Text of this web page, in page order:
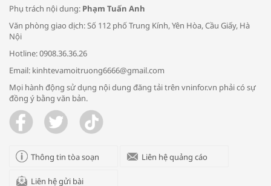
Bác sĩ tư vấn cách phòng tránh bệnh
đường hô hấp trong thời tiết giao mùa
Trao yêu thương cho em
Phụ trách nội dung: Phạm Tuấn Anh
Văn phòng giao dịch: Số 112 phố Trung Kính, Yên Hòa, Cầu Giấy, Hà
Nội
Hotline: 0908.36.36.26
Email: kinhtevamoitruong6666@gmail.com
Mọi hành động sử dụng nội dung đăng tải trên vninfor.vn phải có sự
đồng ý bằng văn bản.
Thông tin tòa soạn Liên hệ quảng cáo
Liên hệ gửi bài